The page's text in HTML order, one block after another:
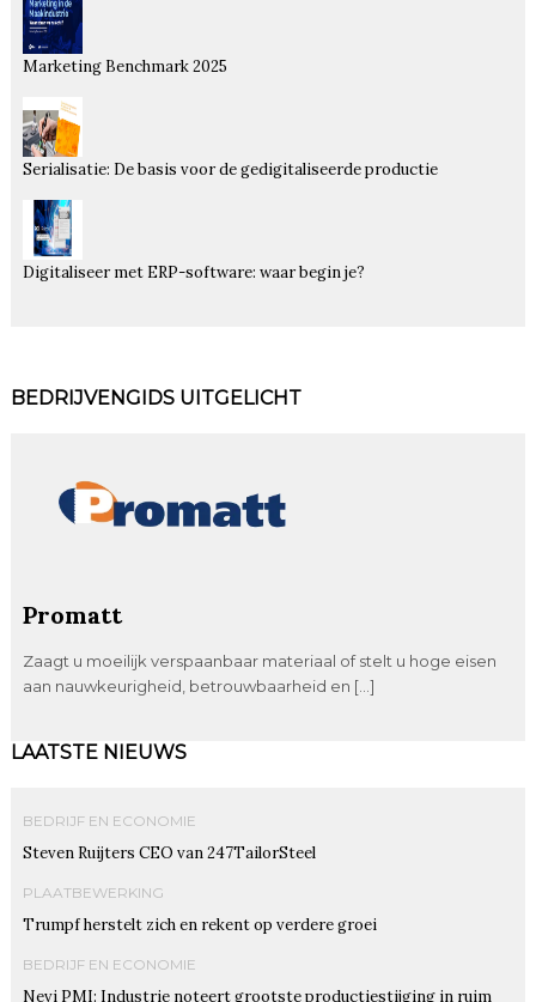
Marketing Benchmark 2025
Serialisatie: De basis voor de gedigitaliseerde productie
Digitaliseer met ERP-software: waar begin je?
BEDRIJVENGIDS UITGELICHT
Promatt
Zaagt u moeilijk verspaanbaar materiaal of stelt u hoge eisen
aan nauwkeurigheid, betrouwbaarheid en […]
LAATSTE NIEUWS
BEDRIJF EN ECONOMIE
Steven Ruijters CEO van 247TailorSteel
PLAATBEWERKING
Trumpf herstelt zich en rekent op verdere groei
BEDRIJF EN ECONOMIE
Nevi PMI: Industrie noteert grootste productiestijging in ruim